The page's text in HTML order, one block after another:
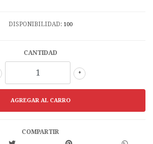
DISPONIBILIDAD: 100
CANTIDAD
+
COMPARTIR